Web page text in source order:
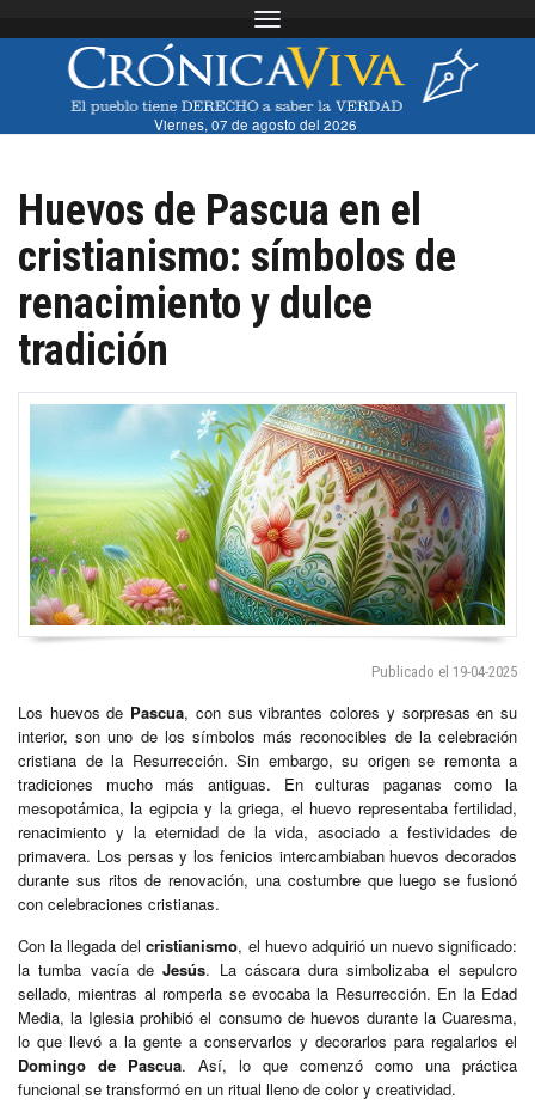
Toggle navigation
Viernes, 07 de agosto del 2026
Huevos de Pascua en el
cristianismo: símbolos de
renacimiento y dulce
tradición
Publicado el 19-04-2025
Los huevos de Pascua, con sus vibrantes colores y sorpresas en su
interior, son uno de los símbolos más reconocibles de la celebración
cristiana de la Resurrección. Sin embargo, su origen se remonta a
tradiciones mucho más antiguas. En culturas paganas como la
mesopotámica, la egipcia y la griega, el huevo representaba fertilidad,
renacimiento y la eternidad de la vida, asociado a festividades de
primavera. Los persas y los fenicios intercambiaban huevos decorados
durante sus ritos de renovación, una costumbre que luego se fusionó
con celebraciones cristianas.
Con la llegada delcristianismo, el huevo adquirió un nuevo significado:
la tumba vacía deJesús. La cáscara dura simbolizaba el sepulcro
sellado, mientras al romperla se evocaba la Resurrección. En la Edad
Media, la Iglesia prohibió el consumo de huevos durante la Cuaresma,
lo que llevó a la gente a conservarlos y decorarlos para regalarlos el
Domingo de Pascua. Así, lo que comenzó como una práctica
funcional se transformó en un ritual lleno de color y creatividad.